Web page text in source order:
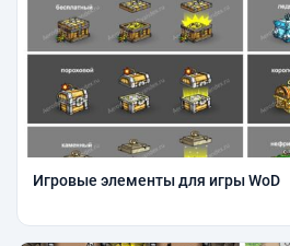
Игровые элементы для игры WoD